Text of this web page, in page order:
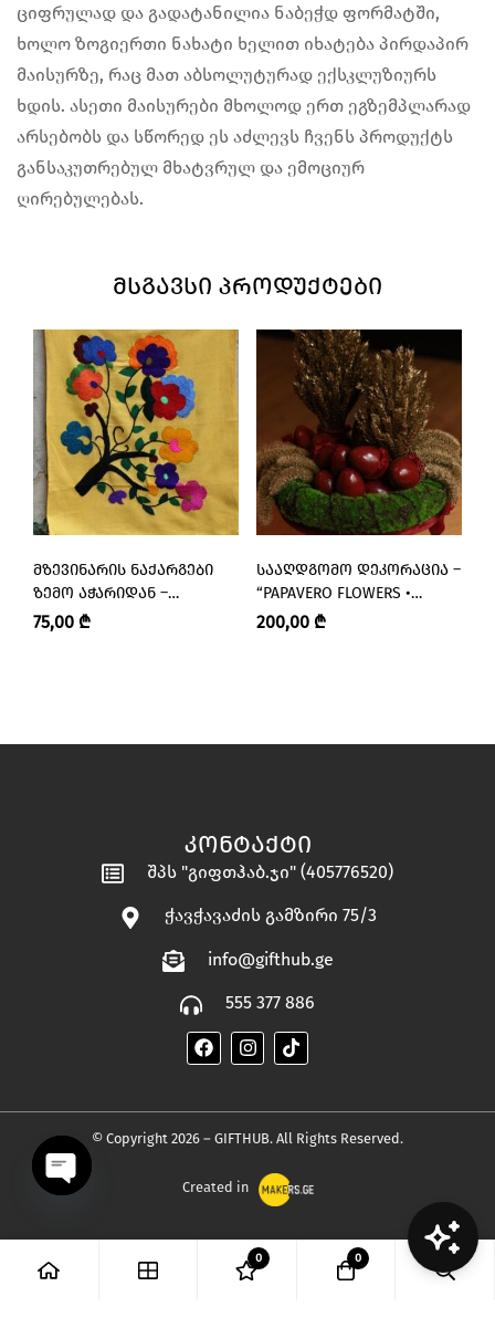
ციფრულად და გადატანილია ნაბეჭდ ფორმატში,
ხოლო ზოგიერთი ნახატი ხელით იხატება პირდაპირ
მაისურზე, რაც მათ აბსოლუტურად ექსკლუზიურს
ხდის. ასეთი მაისურები მხოლოდ ერთ ეგზემპლარად
არსებობს და სწორედ ეს აძლევს ჩვენს პროდუქტს
განსაკუთრებულ მხატვრულ და ემოციურ
ღირებულებას.​
ᲛᲡᲒᲐᲕᲡᲘ ᲞᲠᲝᲓᲣᲥᲢᲔᲑᲘ
ᲛᲖᲔᲕᲘᲜᲐᲠᲘᲡ ᲜᲐᲥᲐᲠᲒᲔᲑᲘ
ᲖᲔᲛᲝ ᲐᲭᲐᲠᲘᲓᲐᲜ –
“ᲛᲖᲔᲕᲘᲜᲐᲠᲘ • MZEVINARI”
75,00 ₾
ᲡᲐᲐᲦᲓᲒᲝᲛᲝ ᲓᲔᲙᲝᲠᲐᲪᲘᲐ –
“PAPAVERO FLOWERS •
ᲞᲐᲞᲐᲕᲔᲠᲝ”
200,00 ₾
ᲙᲝᲜᲢᲐᲥᲢᲘ
შპს "გიფთჰაბ.ჯი" (405776520)
ჭავჭავაძის გამზირი 75/3
info@gifthub.ge
555 377 886
© Copyright 2026 – GIFTHUB. All Rights Reserved.
Created in
0 0